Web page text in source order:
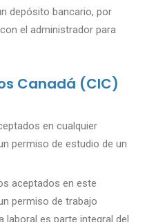
depósito bancario, por
el administrador para
Canadá (CIC)
en cualquier
permiso de estudio de un
aceptados en este
permiso de trabajo
laboral es parte integral del